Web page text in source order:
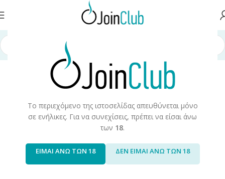
Το περιεχόμενο της ιστοσελίδας απευθύνεται μόνο
σε ενήλικες. Για να συνεχίσεις, πρέπει να είσαι άνω
των 18.
ΕΙΜΑΙ ΑΝΩ ΤΩΝ 18 ΔΕΝ ΕΙΜΑΙ ΑΝΩ ΤΩΝ 18
σελίδα Υγρά Αναπλήρωσης